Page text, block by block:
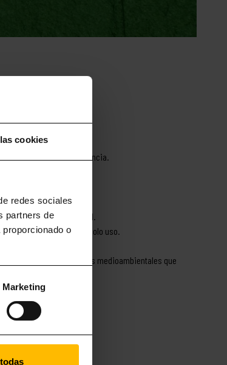
cookies
redes sociales
partners de
o
Marketing
Lugaris durante su estancia.
a su personal.
de los elementos de un solo uso.
así también los principios medioambientales que